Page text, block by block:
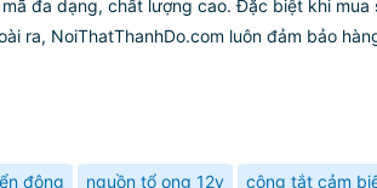
đa dạng, chất lượng cao. Đặc biệt khi
ra, NoiThatThanhDo.com luôn đảm bảo
động nguồn tổ ong 12v công tắt cảm